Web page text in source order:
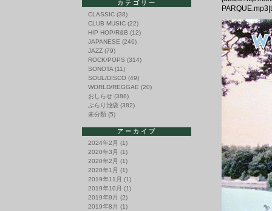
カテゴリー
CLASSIC (38)
CLUB MUSIC (22)
HIP HOP/R&B (12)
JAPANESE (246)
JAZZ (79)
ROCK/POPS (314)
SONOTA (11)
SOUL/DISCO (49)
WORLD/REGGAE (20)
おしらせ (388)
ぶらり池袋 (382)
未分類 (5)
アーカイブ
2024年2月 (1)
2020年3月 (1)
2020年2月 (1)
2020年1月 (1)
2019年11月 (1)
2019年10月 (1)
2019年9月 (2)
2019年8月 (1)